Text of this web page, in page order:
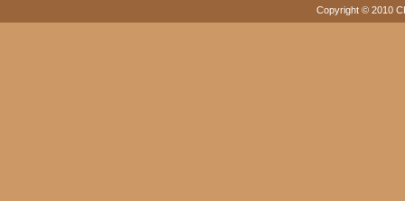
Copyright © 2010